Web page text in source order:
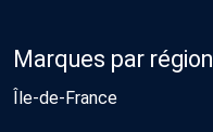
Marques par région
Île-de-France